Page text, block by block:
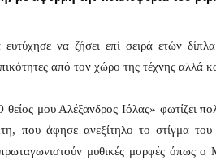
να ζήσει επί σειρά ετών
από τον χώρο της τέχνης αλλά
μου Αλέξανδρος Ιόλας» φωτίζει
που άφησε ανεξίτηλο το στίγμα
πρωταγωνιστούν μυθικές μορφές όπως